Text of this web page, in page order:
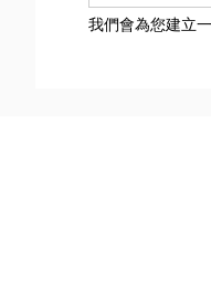
我們會為您建立